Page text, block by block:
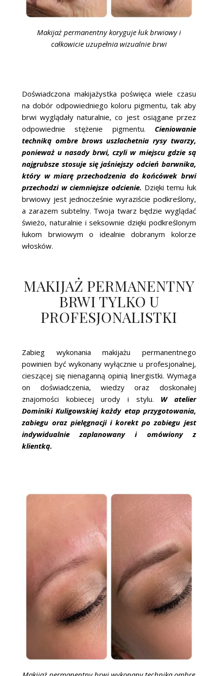
Makijaż permanentny koryguje łuk brwiowy i
całkowicie uzupełnia wizualnie brwi
Doświadczona makijażystka poświęca wiele czasu
na dobór odpowiedniego koloru pigmentu, tak aby
brwi wyglądały naturalnie, co jest osiągane przez
odpowiednie stężenie pigmentu. Cieniowanie
techniką ombre brows uszlachetnia rysy twarzy,
ponieważ u nasady brwi, czyli w miejscu gdzie są
najgrubsze stosuje się jaśniejszy odcień barwnika,
który w miarę przechodzenia do końcówek brwi
przechodzi w ciemniejsze odcienie. Dzięki temu łuk
brwiowy jest jednocześnie wyraziście podkreślony,
a zarazem subtelny. Twoja twarz będzie wyglądać
świeżo, naturalnie i seksownie dzięki podkreślonym
łukom brwiowym o idealnie dobranym kolorze
włosków.
MAKIJAŻ PERMANENTNY
BRWI TYLKO U
PROFESJONALISTKI
Zabieg wykonania makijażu permanentnego
powinien być wykonany wyłącznie u profesjonalnej,
cieszącej się nienaganną opinią linergistki. Wymaga
on doświadczenia, wiedzy oraz doskonałej
znajomości kobiecej urody i stylu. W atelier
Dominiki Kuligowskiej każdy etap przygotowania,
zabiegu oraz pielęgnacji i korekt po zabiegu jest
indywidualnie zaplanowany i omówiony z
klientką.